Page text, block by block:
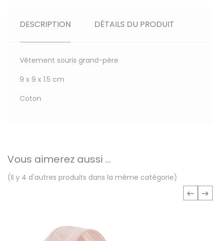
DESCRIPTION DÉTAILS DU PRODUIT
Vêtement souris grand-père
9 x 9 x 1.5 cm
Coton
Vous aimerez aussi ...
(Il y 4 d'autres produits dans la même catégorie)